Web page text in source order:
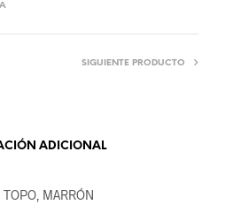
SIGUIENTE PRODUCTO
ADICIONAL
TOPO, MARRÓN